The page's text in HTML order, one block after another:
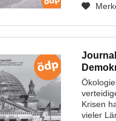
Krisen
vieler